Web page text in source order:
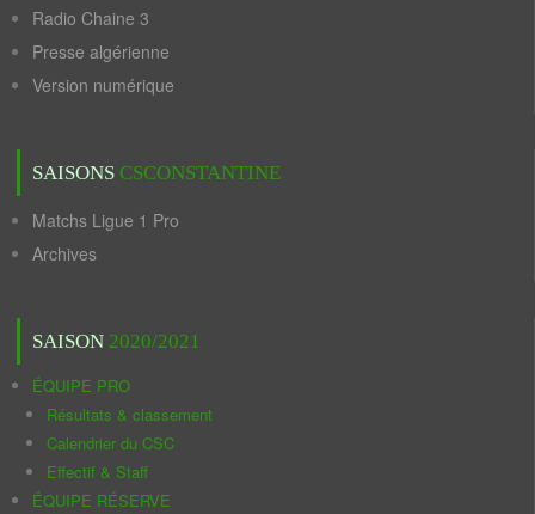
Radio Chaine 3
Presse algérienne
Version numérique
SAISONS CSCONSTANTINE
Matchs Ligue 1 Pro
Archives
SAISON 2020/2021
ÉQUIPE PRO
Résultats & classement
Calendrier du CSC
Effectif & Staff
ÉQUIPE RÉSERVE